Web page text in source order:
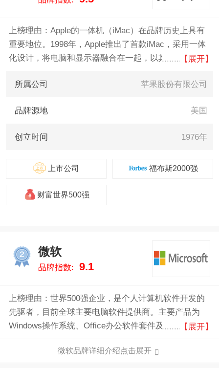
上榜理由：Apple的一体机（iMac）在品牌历史上具有
重要地位。1998年，Apple推出了首款iMac，采用一体
化设计，将电脑和显示器融合在一起，以其独特的透明
逐步引入铝合金和玻璃材质，提升了性能和美观度。
来，搭载M系列芯片的新款iMac，以其卓越的性能和节
【展开】
所属公司 苹果股份有限公司
品牌源地 美国
创立时间 1976年
上市公司 福布斯2000强
财富世界500强
2
微软
品牌指数: 9.1
上榜理由：世界500强企业，是个人计算机软件开发的
先驱者，目前全球主要电脑软件提供商。主要产品为
Windows操作系统、Office办公软件套件及家用及娱乐
断走高的股价为微软缔造了四位亿万富翁和12,000位百
【展开】
微软品牌详细介绍点击展开